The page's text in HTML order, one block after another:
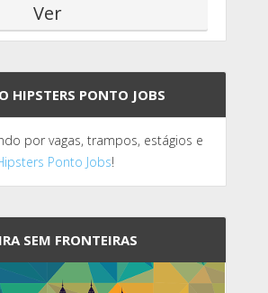
HIPSTERS PONTO JOBS
por vagas, trampos, estágios e
Ponto Jobs!
SEM FRONTEIRAS